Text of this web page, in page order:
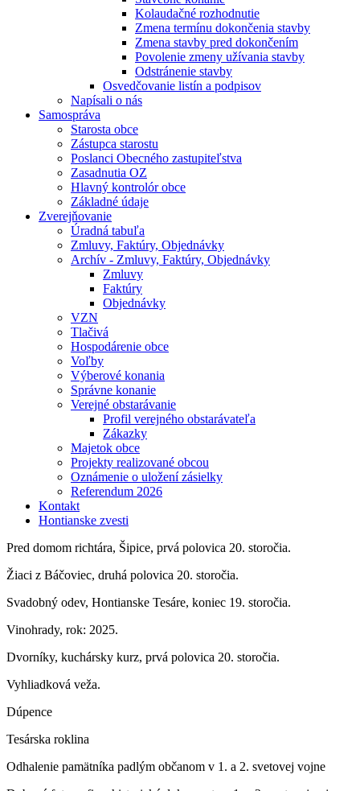
Kolaudačné rozhodnutie
Zmena termínu dokončenia stavby
Zmena stavby pred dokončením
Povolenie zmeny užívania stavby
Odstránenie stavby
Osvedčovanie listín a podpisov
Napísali o nás
Samospráva
Starosta obce
Zástupca starostu
Poslanci Obecného zastupiteľstva
Zasadnutia OZ
Hlavný kontrolór obce
Základné údaje
Zverejňovanie
Úradná tabuľa
Zmluvy, Faktúry, Objednávky
Archív - Zmluvy, Faktúry, Objednávky
Zmluvy
Faktúry
Objednávky
VZN
Tlačivá
Hospodárenie obce
Voľby
Výberové konania
Správne konanie
Verejné obstarávanie
Profil verejného obstarávateľa
Zákazky
Majetok obce
Projekty realizované obcou
Oznámenie o uložení zásielky
Referendum 2026
Kontakt
Hontianske zvesti
Pred domom richtára, Šipice, prvá polovica 20. storočia.
Žiaci z Báčoviec, druhá polovica 20. storočia.
Svadobný odev, Hontianske Tesáre, koniec 19. storočia.
Vinohrady, rok: 2025.
Dvorníky, kuchársky kurz, prvá polovica 20. storočia.
Vyhliadková veža.
Dúpence
Tesárska roklina
Odhalenie pamätníka padlým občanom v 1. a 2. svetovej vojne